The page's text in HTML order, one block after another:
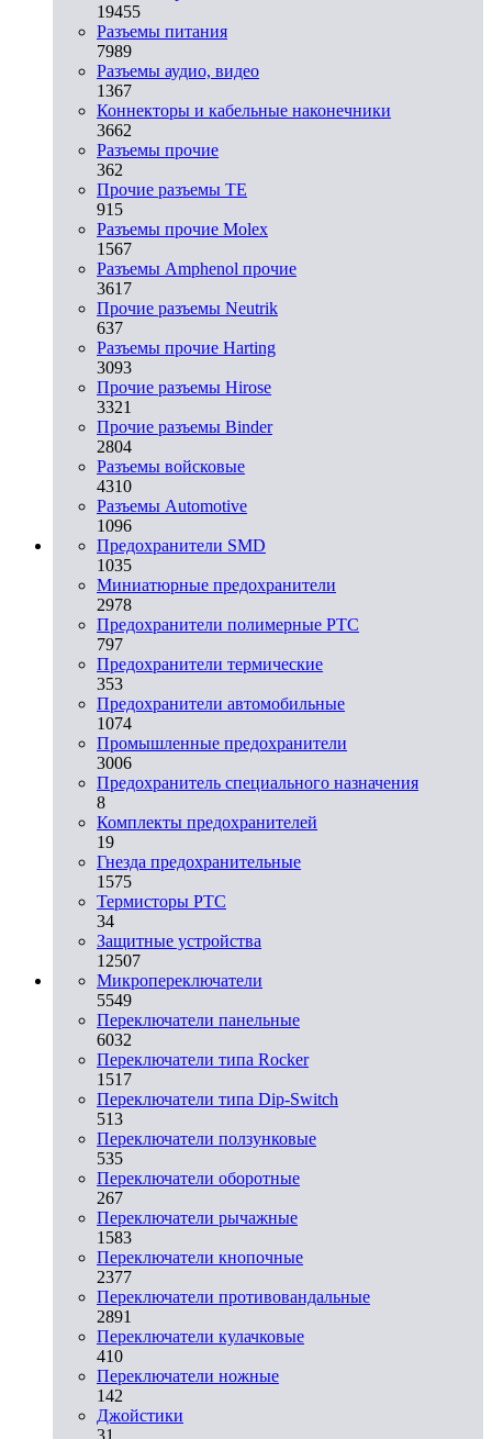
19455
Разъeмы питания
7989
Разъeмы аудио, видео
1367
Коннекторы и кабельные наконечники
3662
Разъeмы прочие
362
Прочие разъемы TE
915
Разъемы прочие Molex
1567
Разъемы Amphenol прочие
3617
Прочие разъемы Neutrik
637
Разъемы прочие Harting
3093
Прочие разъемы Hirose
3321
Прочие разъемы Binder
2804
Разъемы войсковые
4310
Разъeмы Automotive
1096
Предохранители SMD
1035
Миниатюрные предохранители
2978
Предохранители полимерные PTC
797
Предохранители термические
353
Предохранители автомобильные
1074
Промышленные предохранители
3006
Предохранитель специального назначения
8
Комплекты предохранителей
19
Гнезда предохранительные
1575
Термисторы PTC
34
Защитные устройства
12507
Микропереключатели
5549
Переключатели панельные
6032
Переключатели типа Rocker
1517
Переключатели типа Dip-Switch
513
Переключатели ползунковые
535
Переключатели оборотные
267
Переключатели рычажные
1583
Переключатели кнопочные
2377
Переключатели противовандальные
2891
Переключатели кулачковые
410
Переключатели ножные
142
Джойстики
31